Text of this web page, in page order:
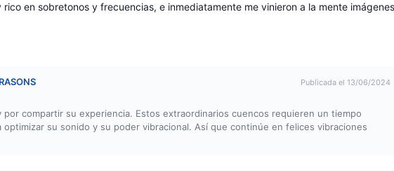
rico en sobretonos y frecuencias, e inmediatamente me vinieron a la mente imágenes
Publicada el 13/06/2024
por compartir su experiencia. Estos extraordinarios cuencos requieren un tiempo
optimizar su sonido y su poder vibracional. Así que continúe en felices vibraciones